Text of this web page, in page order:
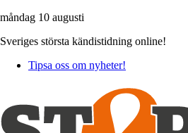
måndag 10 augusti
Sveriges största kändistidning online!
Tipsa oss om nyheter!